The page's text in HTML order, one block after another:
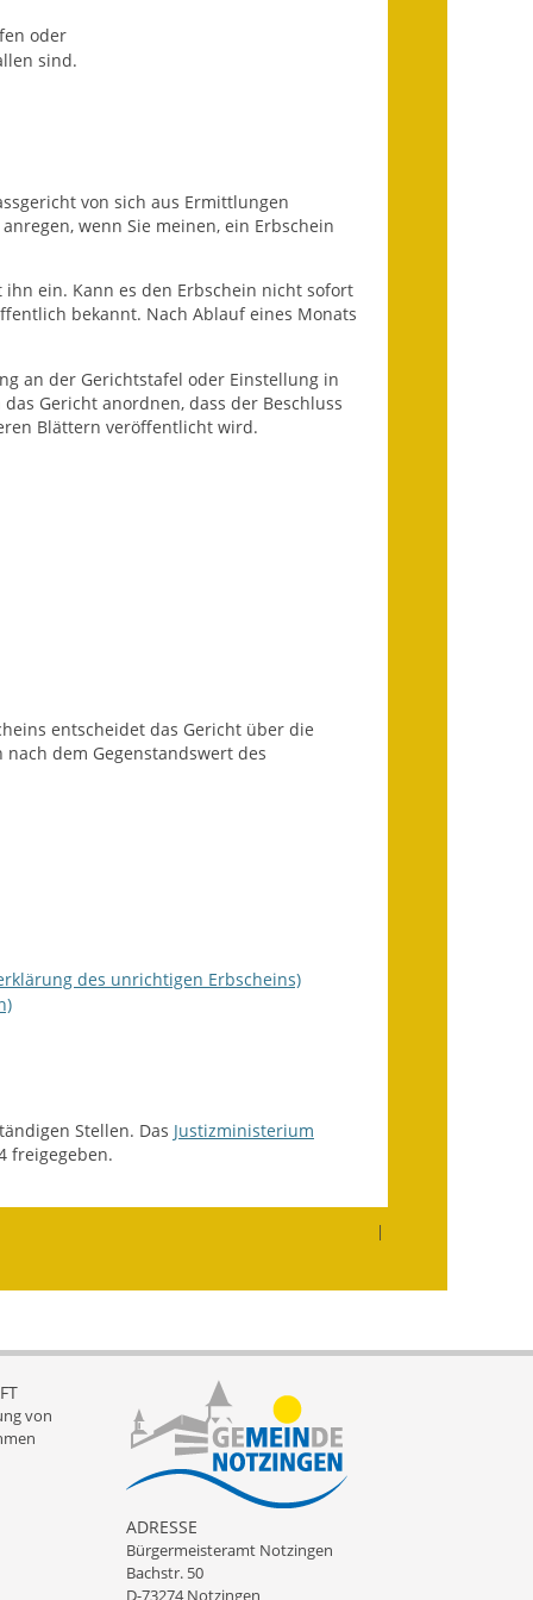
Schadensmeldung
Landesstraße
Rathaus
Dienstleistungen
Gemeinderat
Sitzungsberichte 2017
Sitzungsberichte 2019
Sitzungsberichte 2020
Gemeindeverwaltung
Haushalt & Finanzen
oder
sind.
von sich aus Ermittlungen
wenn Sie meinen, ein Erbschein
ein. Kann es den Erbschein nicht sofort
bekannt. Nach Ablauf eines Monats
an der Gerichtstafel oder Einstellung in
Gericht anordnen, dass der Beschluss
Blättern veröffentlicht wird.
entscheidet das Gericht über die
dem Gegenstandswert des
des unrichtigen Erbscheins)
Stellen. Das Justizministerium
freigegeben.
|
von
ADRESSE
Bürgermeisteramt Notzingen
Bachstr. 50
D-73274 Notzingen